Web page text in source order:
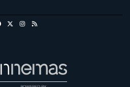
FacebookInstagram